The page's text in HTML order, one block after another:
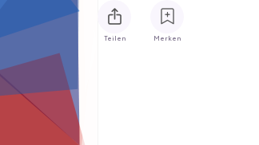
Teilen Merken